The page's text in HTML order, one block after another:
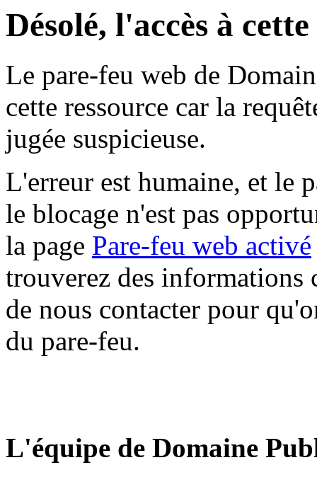
Désolé, l'accès à
Le pare-feu web de
cette ressource car la
jugée suspicieuse.
L'erreur est humaine, et le
le blocage n'est pas
la page Pare-feu web activé
trouverez des informations
de nous contacter pour
du pare-feu.
L'équipe de Domaine